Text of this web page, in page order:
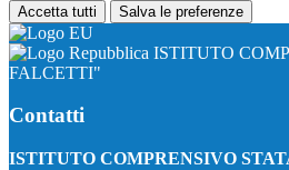
Accetta tutti Salva le preferenze
ISTITUTO
FALCETTI"
Contatti
ISTITUTO COMPRENSIVO